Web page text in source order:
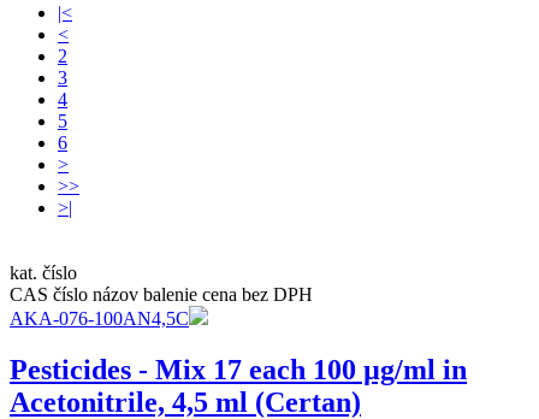
|<
<
2
3
4
5
6
>
>>
>|
kat. číslo
CAS číslo názov balenie cena bez DPH
AKA-076-100AN4,5C
Pesticides - Mix 17 each 100 µg/ml in
Acetonitrile, 4,5 ml (Certan)